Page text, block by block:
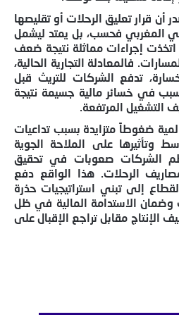
قرار تعليق الرحلات أو تقليصها
المغربي فحسب، بل يمتد ليشمل
إجراءات مماثلة نتيجة ضعف
فالمعادلة التجارية الحالية،
تدفع الشركات للتريث قبل
في خسائر مالية جسيمة نتيجة
التشغيل المرتفعة.
ضغوطاً متزايدة بسبب تداعيات
وتأثيرها على الملاحة الجوية
الشركات صعوبات في تحقيق
الرحلات. هذا الواقع دفع
إلى تبني استراتيجيات حذرة
الاستدامة المالية في ظل
الإنتاج مقابل تراجع الإقبال على